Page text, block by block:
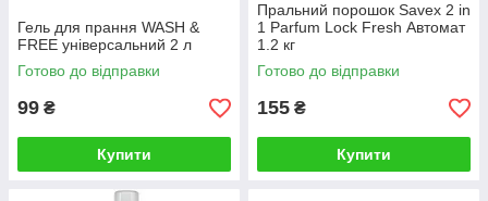
Гель для прання WASH &
FREE універсальний 2 л
Готово до відправки
99 ₴
Купити
Пральний порошок Savex 2 in
1 Parfum Lock Fresh Автомат
1.2 кг
Готово до відправки
155 ₴
Купити